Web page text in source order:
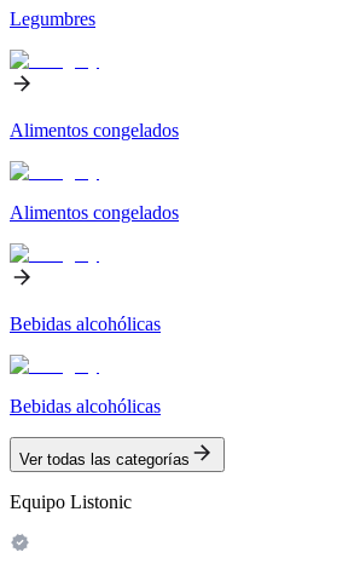
Legumbres
Alimentos congelados
Alimentos congelados
Bebidas alcohólicas
Bebidas alcohólicas
Ver todas las categorías
Equipo Listonic